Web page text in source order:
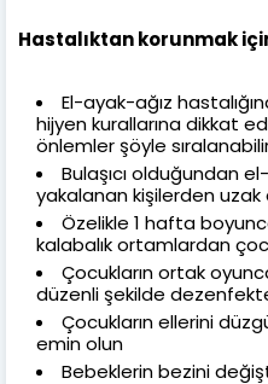
Hastalıktan korunmak
El-ayak-ağız
hijyen kurallarına dikkat
önlemler şöyle
Bulaşıcı olduğundan
yakalanan kişilerden uzak
Özelikle 1 hafta
kalabalık ortamlardan
Çocukların ortak
düzenli şekilde
Çocukların ellerini
emin olun
Bebeklerin bezini